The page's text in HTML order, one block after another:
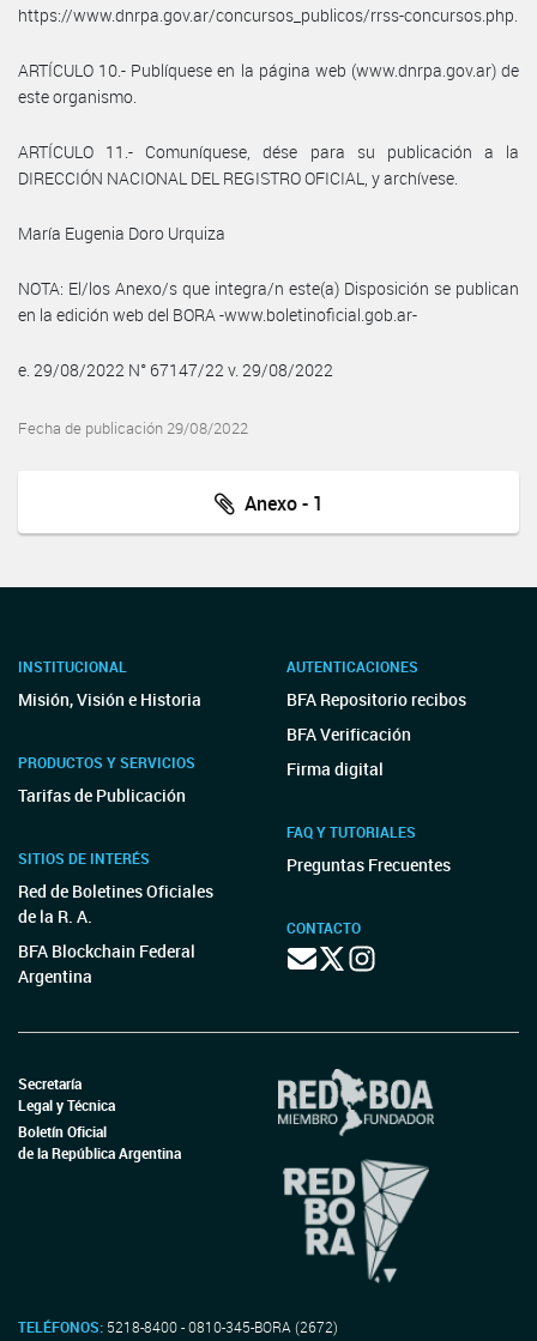
https://www.dnrpa.gov.ar/concursos_publicos/rrss-concursos.php.
ARTÍCULO 10.- Publíquese en la página web (www.dnrpa.gov.ar) de
este organismo.
ARTÍCULO 11.- Comuníquese, dése para su publicación a la
DIRECCIÓN NACIONAL DEL REGISTRO OFICIAL, y archívese.
María Eugenia Doro Urquiza
NOTA: El/los Anexo/s que integra/n este(a) Disposición se publican
en la edición web del BORA -www.boletinoficial.gob.ar-
e. 29/08/2022 N° 67147/22 v. 29/08/2022
Fecha de publicación 29/08/2022
Anexo - 1
INSTITUCIONAL
Misión, Visión e Historia
PRODUCTOS Y SERVICIOS
Tarifas de Publicación
SITIOS DE INTERÉS
Red de Boletines Oficiales
de la R. A.
BFA Blockchain Federal
Argentina
AUTENTICACIONES
BFA Repositorio recibos
BFA Verificación
Firma digital
FAQ Y TUTORIALES
Preguntas Frecuentes
CONTACTO
Secretaría
Legal y Técnica
Boletín Oficial
de la República Argentina
TELÉFONOS: 5218-8400 - 0810-345-BORA (2672)